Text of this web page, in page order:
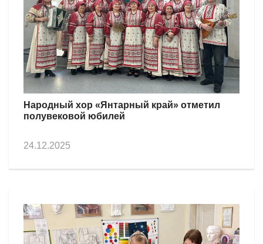
Народный хор «Янтарный край» отметил
полувековой юбилей
24.12.2025